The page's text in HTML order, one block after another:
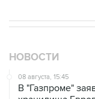
НОВОСТИ
08 августа, 15:45
В "Газпроме"